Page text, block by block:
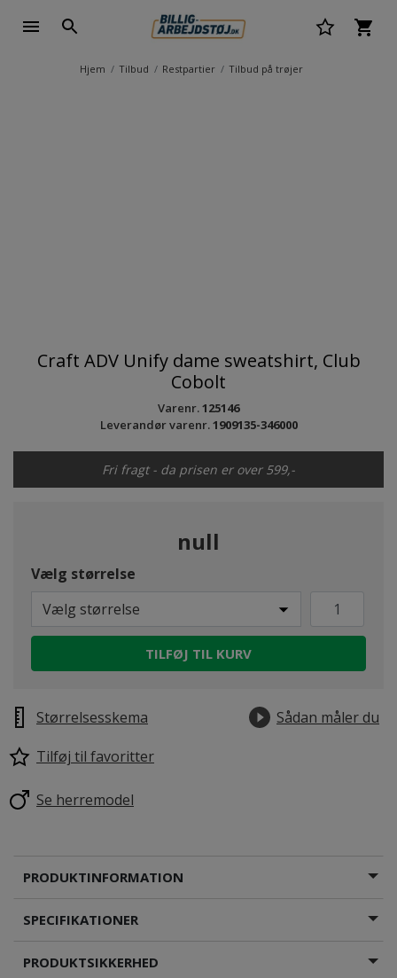
Hjem Tilbud Restpartier Tilbud på trøjer
Craft ADV Unify dame sweatshirt, Club
Cobolt
Varenr.125146
Leverandør varenr.1909135-346000
Fri fragt - da prisen er over 599,-
null
Vælg størrelse
Vælg størrelse
TILFØJ TIL KURV
Størrelsesskema
Sådan måler du
Tilføj til favoritter
Se herremodel
PRODUKTINFORMATION
SPECIFIKATIONER
PRODUKTSIKKERHED